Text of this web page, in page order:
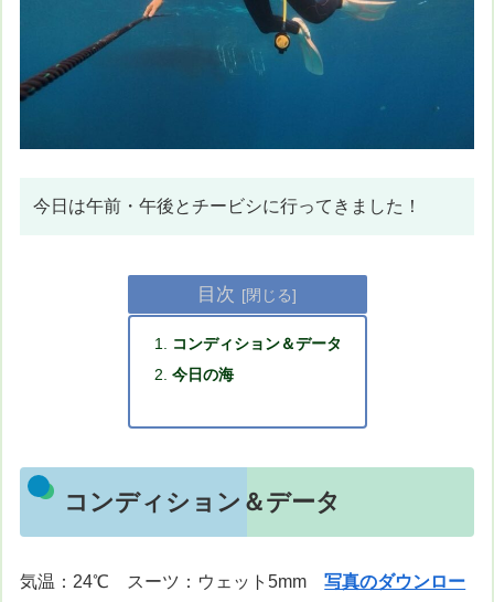
今日は午前・午後とチービシに行ってきました！
目次
コンディション＆データ
今日の海
コンディション＆データ
気温：24℃ スーツ：ウェット5mm写真のダウンロー